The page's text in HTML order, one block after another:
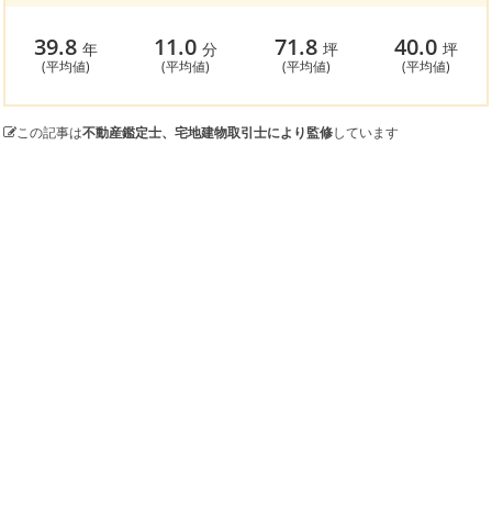
39.8 年
(平均値)
11.0分
(平均値)
71.8 坪
(平均値)
40.0坪
(平均値)
この記事は不動産鑑定士、宅地建物取引士により監修しています